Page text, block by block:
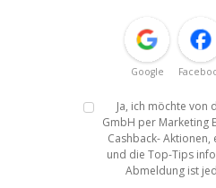
Google
Ja, ich möchte von
GmbH per Marketing
Cashback- Aktionen,
und die Top-Tips
Abmeldung ist